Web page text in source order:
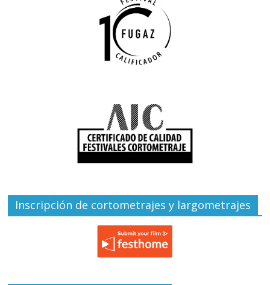
Inscripción de cortometrajes y largometrajes